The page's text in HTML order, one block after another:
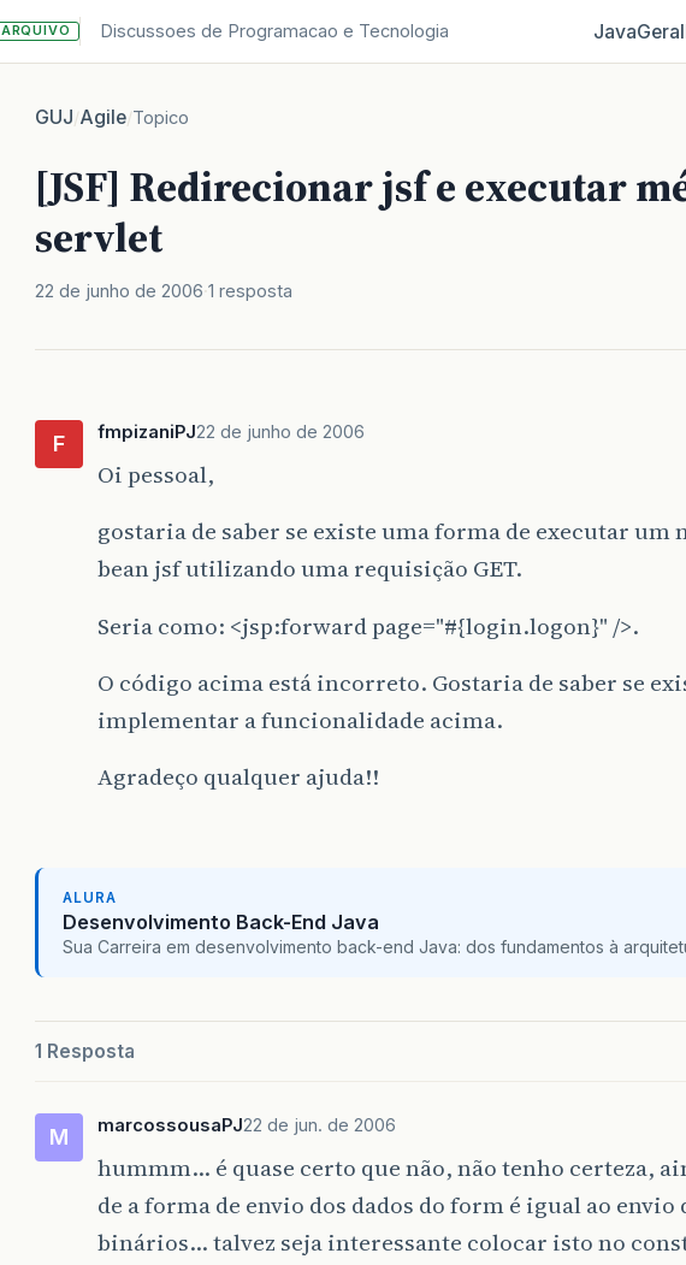
ARQUIVO Discussoes de Programacao e Tecnologia JavaGeral
GUJ/Agile/Topico
[JSF] Redirecionar jsf e executar
servlet
22 de junho de 2006 1 resposta
F fmpizaniPJ22 de junho de 2006
Oi pessoal,
gostaria de saber se existe uma forma de executar um
bean jsf utilizando uma requisição GET.
Seria como: <jsp:forward page="#{login.logon}" />.
O código acima está incorreto. Gostaria de saber se
implementar a funcionalidade acima.
Agradeço qualquer ajuda!!
ALURA
Desenvolvimento Back-End Java
Sua Carreira em desenvolvimento back-end Java: dos fundamentos à
1 Resposta
M marcossousaPJ22 de jun. de 2006
hummm… é quase certo que não, não tenho certeza,
de a forma de envio dos dados do form é igual ao envio
binários… talvez seja interessante colocar isto no